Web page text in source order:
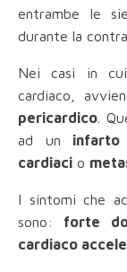
entrambe le
durante la
Nei casi in
cardiaco,
pericardico .
ad un infarto
cardiaci o
I sintomi che
sono: forte
cardiaco